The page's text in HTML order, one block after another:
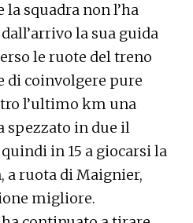
la squadra non l’ha
la sua guida
le ruote del treno
di coinvolgere pure
l’ultimo km una
spezzato in due il
in 15 a giocarsi la
a ruota di Maignier,
migliore.